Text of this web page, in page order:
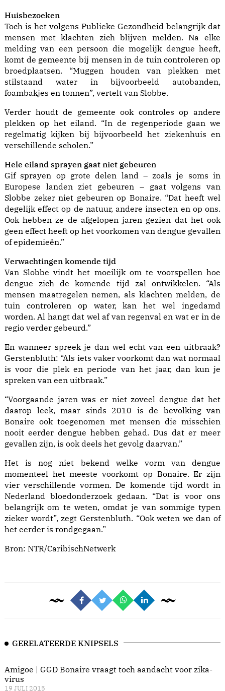
Huisbezoeken
Toch is het volgens Publieke Gezondheid belangrijk dat
mensen met klachten zich blijven melden. Na elke
melding van een persoon die mogelijk dengue heeft,
komt de gemeente bij mensen in de tuin controleren op
broedplaatsen. “Muggen houden van plekken met
stilstaand water in bijvoorbeeld autobanden,
foambakjes en tonnen”, vertelt van Slobbe.
Verder houdt de gemeente ook controles op andere
plekken op het eiland. “In de regenperiode gaan we
regelmatig kijken bij bijvoorbeeld het ziekenhuis en
verschillende scholen.”
Hele eiland sprayen gaat niet gebeuren
Gif sprayen op grote delen land – zoals je soms in
Europese landen ziet gebeuren – gaat volgens van
Slobbe zeker niet gebeuren op Bonaire. “Dat heeft wel
degelijk effect op de natuur, andere insecten en op ons.
Ook hebben ze de afgelopen jaren gezien dat het ook
geen effect heeft op het voorkomen van dengue gevallen
of epidemieën.”
Verwachtingen komende tijd
Van Slobbe vindt het moeilijk om te voorspellen hoe
dengue zich de komende tijd zal ontwikkelen. “Als
mensen maatregelen nemen, als klachten melden, de
tuin controleren op water, kan het wel ingedamd
worden. Al hangt dat wel af van regenval en wat er in de
regio verder gebeurd.”
En wanneer spreek je dan wel echt van een uitbraak?
Gerstenbluth: “Als iets vaker voorkomt dan wat normaal
is voor die plek en periode van het jaar, dan kun je
spreken van een uitbraak.”
“Voorgaande jaren was er niet zoveel dengue dat het
daarop leek, maar sinds 2010 is de bevolking van
Bonaire ook toegenomen met mensen die misschien
nooit eerder dengue hebben gehad. Dus dat er meer
gevallen zijn, is ook deels het gevolg daarvan.”
Het is nog niet bekend welke vorm van dengue
momenteel het meeste voorkomt op Bonaire. Er zijn
vier verschillende vormen. De komende tijd wordt in
Nederland bloedonderzoek gedaan. “Dat is voor ons
belangrijk om te weten, omdat je van sommige typen
zieker wordt”, zegt Gerstenbluth. “Ook weten we dan of
het eerder is rondgegaan.”
Bron: NTR/CaribischNetwerk
GERELATEERDE KNIPSELS
Amigoe | GGD Bonaire vraagt toch aandacht voor zika-
virus
19 JULI 2015